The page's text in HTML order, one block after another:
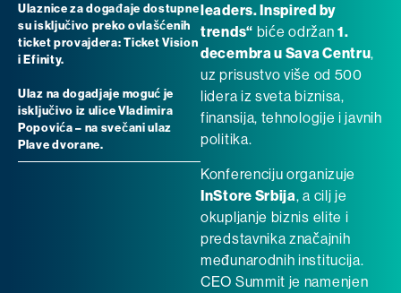
Ulaznice za događaje dostupne
su isključivo preko ovlašćenih
ticket provajdera: Ticket Vision
i Efinity.
Ulaz na dogadjaje moguć je
isključivo iz ulice Vladimira
Popovića – na svečani ulaz
Plave dvorane.
leaders. Inspired by
trends“ biće održan1.
decembra u Sava Centru,
uz prisustvo više od 500
lidera iz sveta biznisa,
finansija, tehnologije i javnih
politika.
Konferenciju organizuje
InStore Srbija, a cilj je
okupljanje biznis elite i
predstavnika značajnih
međunarodnih institucija.
CEO Summit je namenjen